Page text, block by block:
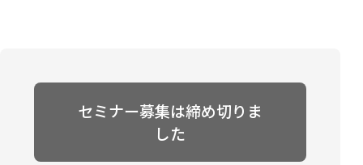
セミナー募集は締め切りま
した